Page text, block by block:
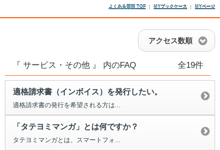
よくある質問 TOP MYブックケース MYページ
アクセス数順
『 サービス・その他 』 内のFAQ 全19件
適格請求書（インボイス）を発行したい。
適格請求書の発行を希望される方は...
「タテヨミマンガ」とは何ですか？
タテヨミマンガとは、スマートフォ...